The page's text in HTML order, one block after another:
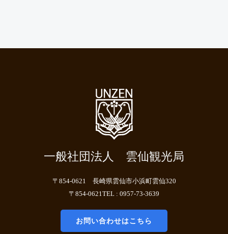
一般社団法人 雲仙観光局
〒854-0621 長崎県雲仙市小浜町雲仙320
〒854-0621TEL : 0957-73-3639
お問い合わせはこちら